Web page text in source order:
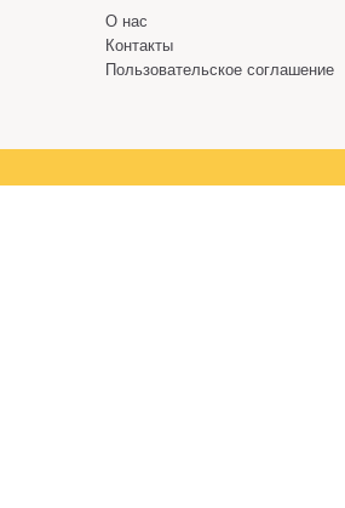
О нас
Контакты
Пользовательское соглашение